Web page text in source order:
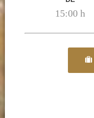
15:00 h